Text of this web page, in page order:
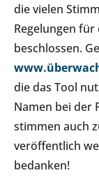
die vielen
Regelungen
beschlossen.
die das Tool
Namen bei der
stimmen auch
veröffentlich
bedanken!